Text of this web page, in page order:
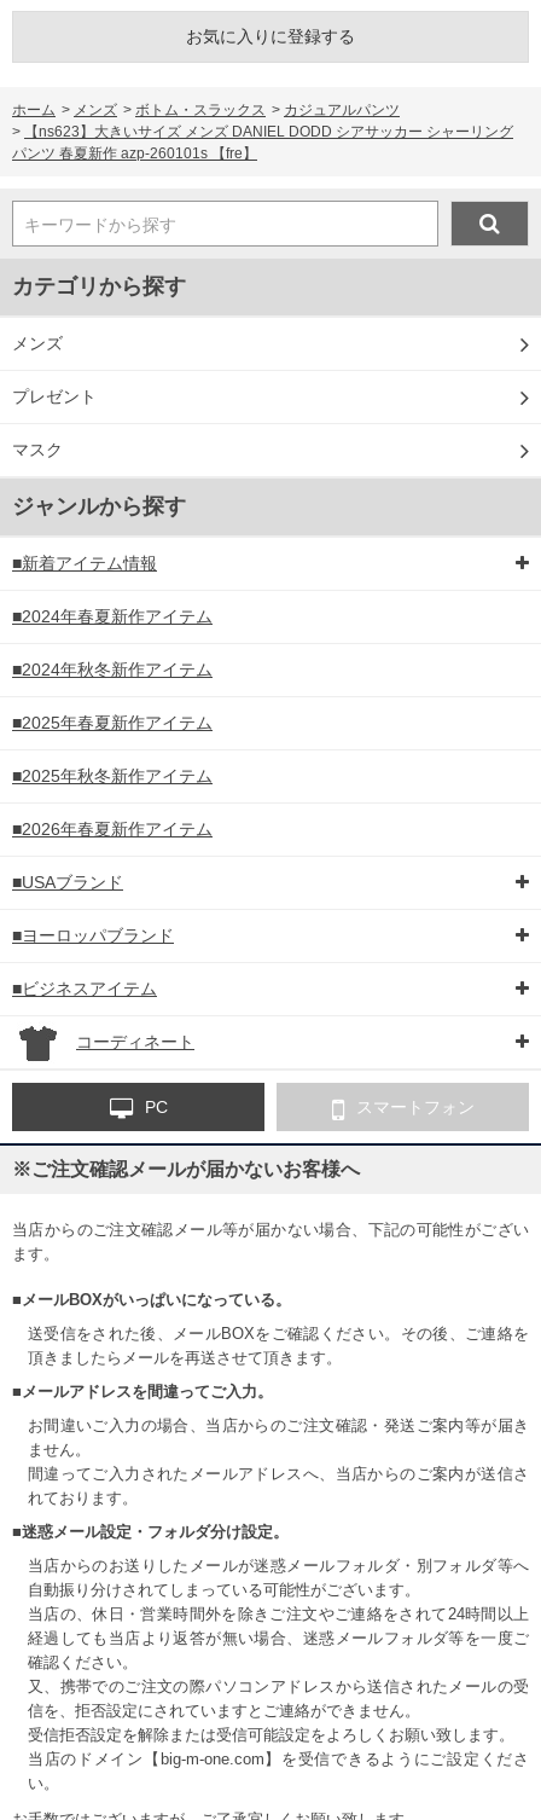
お気に入りに登録する
ホーム > メンズ > ボトム・スラックス > カジュアルパンツ
>
【ns623】大きいサイズ メンズ DANIEL DODD シアサッカー シャーリング
パンツ 春夏新作 azp-260101s 【fre】
キーワードから探す
カテゴリから探す
メンズ
プレゼント
マスク
ジャンルから探す
■新着アイテム情報
■2024年春夏新作アイテム
■2024年秋冬新作アイテム
■2025年春夏新作アイテム
■2025年秋冬新作アイテム
■2026年春夏新作アイテム
■USAブランド
■ヨーロッパブランド
■ビジネスアイテム
コーディネート
PC スマートフォン
※ご注文確認メールが届かないお客様へ
当店からのご注文確認メール等が届かない場合、下記の可能性がござい
ます。
■メールBOXがいっぱいになっている。
送受信をされた後、メールBOXをご確認ください。その後、ご連絡を
頂きましたらメールを再送させて頂きます。
■メールアドレスを間違ってご入力。
お間違いご入力の場合、当店からのご注文確認・発送ご案内等が届き
ません。
間違ってご入力されたメールアドレスへ、当店からのご案内が送信さ
れております。
■迷惑メール設定・フォルダ分け設定。
当店からのお送りしたメールが迷惑メールフォルダ・別フォルダ等へ
自動振り分けされてしまっている可能性がございます。
当店の、休日・営業時間外を除きご注文やご連絡をされて24時間以上
経過しても当店より返答が無い場合、迷惑メールフォルダ等を一度ご
確認ください。
又、携帯でのご注文の際パソコンアドレスから送信されたメールの受
信を、拒否設定にされていますとご連絡ができません。
受信拒否設定を解除または受信可能設定をよろしくお願い致します。
当店のドメイン【big-m-one.com】を受信できるようにご設定くださ
い。